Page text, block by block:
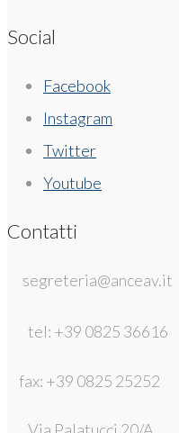
Social
Facebook
Instagram
Twitter
Youtube
Contatti
segreteria@anceav.it
tel: +39 0825 36616
fax: +39 0825 25252